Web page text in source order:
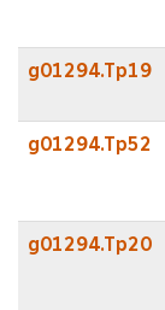
g01294.Tp19
g01294.Tp52
g01294.Tp20